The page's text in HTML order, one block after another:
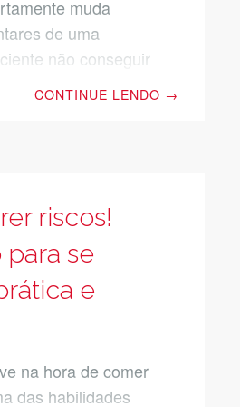
muda
de uma
não conseguir
semanal. Sendo
a alimentação
CONTINUE LENDO →
riscos!
se
e
na hora de comer
das habilidades